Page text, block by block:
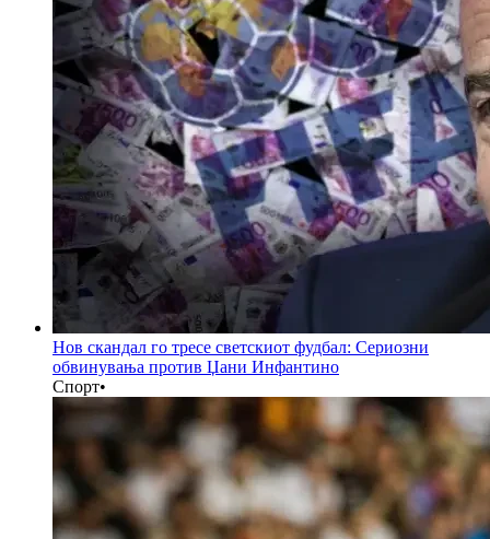
Нов скандал го тресе светскиот фудбал: Сериозни
обвинувања против Џани Инфантино
Спорт•